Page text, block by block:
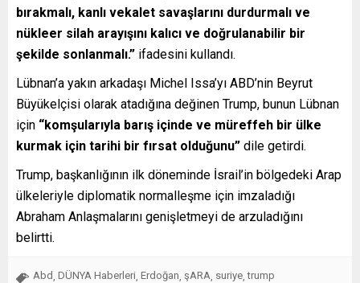
bırakmalı, kanlı vekalet savaşlarını durdurmalı ve
nükleer silah arayışını kalıcı ve doğrulanabilir bir
şekilde sonlanmalı.” ifadesini kullandı.
Lübnan’a yakın arkadaşı Michel Issa’yı ABD’nin Beyrut
Büyükelçisi olarak atadığına değinen Trump, bunun Lübnan
için “komşularıyla barış içinde ve müreffeh bir ülke
kurmak için tarihi bir fırsat olduğunu” dile getirdi.
Trump, başkanlığının ilk döneminde İsrail’in bölgedeki Arap
ülkeleriyle diplomatik normalleşme için imzaladığı
Abraham Anlaşmalarını genişletmeyi de arzuladığını
belirtti.
Abd DÜNYA Haberleri Erdoğan şARA suriye ,trump